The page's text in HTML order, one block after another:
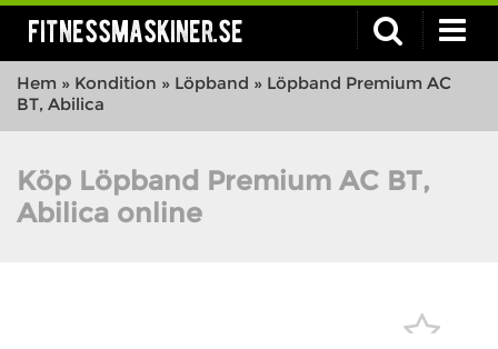
fitnessmaskiner.se
Hem » Kondition » Löpband » Löpband Premium AC
BT, Abilica
Köp Löpband Premium AC BT,
Abilica online